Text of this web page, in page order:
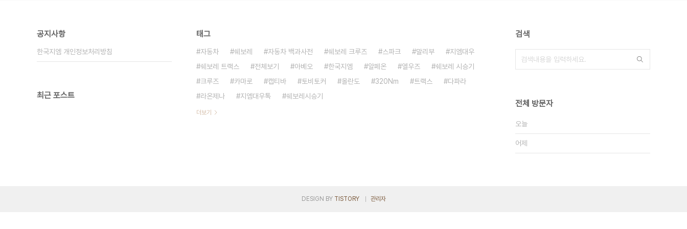
공지사항
한국지엠 개인정보처리방침
최근 포스트
태그
자동차 쉐보레 자동차 백과사전 쉐보레 크루즈 스파크 말리부
지엠대우
쉐보레 트랙스
전체보기 아베오 한국지엠 알페온 엘우즈
쉐보레 시승기
크루즈
카마로 캡티바 토비토커 올란도 320Nm 트랙스
다파라
라온제나
지엠대우톡 쉐보레시승기
더보기
검색
전체 방문자
오늘
어제
DESIGN BY TISTORY 관리자